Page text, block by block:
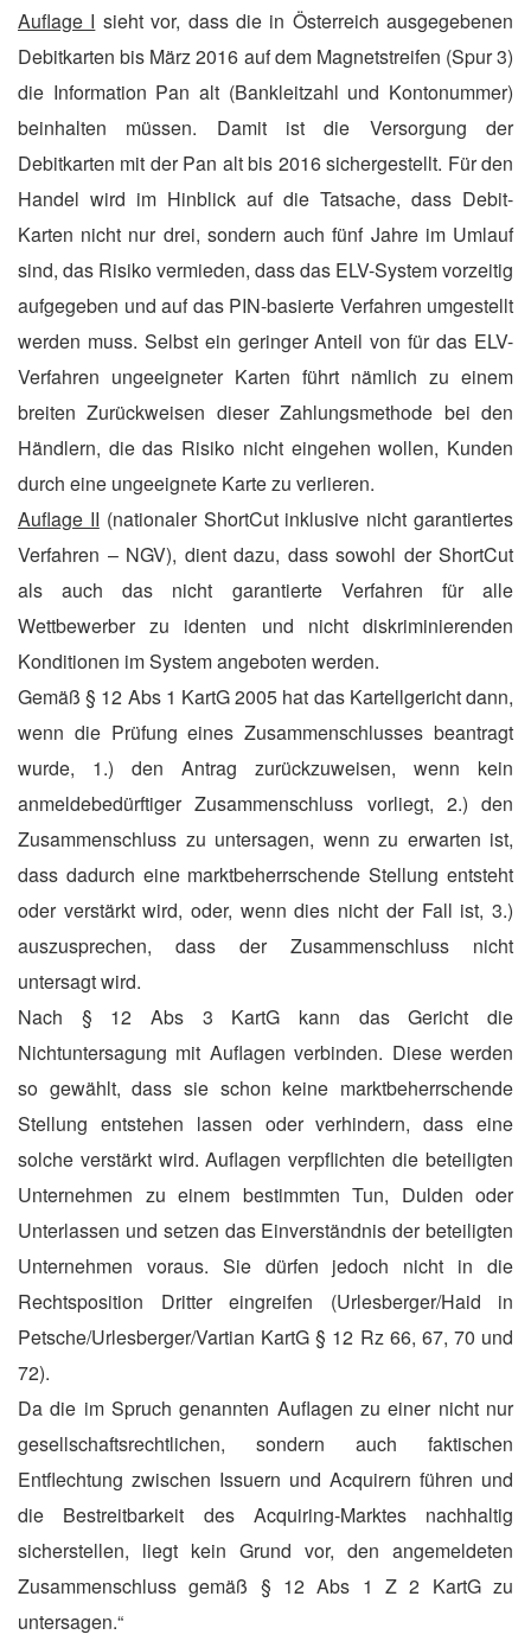
Auflage I sieht vor, dass die in Österreich ausgegebenen
Debitkarten bis März 2016 auf dem Magnetstreifen (Spur 3)
die Information Pan alt (Bankleitzahl und Kontonummer)
beinhalten müssen. Damit ist die Versorgung der
Debitkarten mit der Pan alt bis 2016 sichergestellt. Für den
Handel wird im Hinblick auf die Tatsache, dass Debit-
Karten nicht nur drei, sondern auch fünf Jahre im Umlauf
sind, das Risiko vermieden, dass das ELV-System vorzeitig
aufgegeben und auf das PIN-basierte Verfahren umgestellt
werden muss. Selbst ein geringer Anteil von für das ELV-
Verfahren ungeeigneter Karten führt nämlich zu einem
breiten Zurückweisen dieser Zahlungsmethode bei den
Händlern, die das Risiko nicht eingehen wollen, Kunden
durch eine ungeeignete Karte zu verlieren.
Auflage II (nationaler ShortCut inklusive nicht garantiertes
Verfahren – NGV), dient dazu, dass sowohl der ShortCut
als auch das nicht garantierte Verfahren für alle
Wettbewerber zu identen und nicht diskriminierenden
Konditionen im System angeboten werden.
Gemäß § 12 Abs 1 KartG 2005 hat das Kartellgericht dann,
wenn die Prüfung eines Zusammenschlusses beantragt
wurde, 1.) den Antrag zurückzuweisen, wenn kein
anmeldebedürftiger Zusammenschluss vorliegt, 2.) den
Zusammenschluss zu untersagen, wenn zu erwarten ist,
dass dadurch eine marktbeherrschende Stellung entsteht
oder verstärkt wird, oder, wenn dies nicht der Fall ist, 3.)
auszusprechen, dass der Zusammenschluss nicht
untersagt wird.
Nach § 12 Abs 3 KartG kann das Gericht die
Nichtuntersagung mit Auflagen verbinden. Diese werden
so gewählt, dass sie schon keine marktbeherrschende
Stellung entstehen lassen oder verhindern, dass eine
solche verstärkt wird. Auflagen verpflichten die beteiligten
Unternehmen zu einem bestimmten Tun, Dulden oder
Unterlassen und setzen das Einverständnis der beteiligten
Unternehmen voraus. Sie dürfen jedoch nicht in die
Rechtsposition Dritter eingreifen (Urlesberger/Haid in
Petsche/Urlesberger/Vartian KartG § 12 Rz 66, 67, 70 und
72).
Da die im Spruch genannten Auflagen zu einer nicht nur
gesellschaftsrechtlichen, sondern auch faktischen
Entflechtung zwischen Issuern und Acquirern führen und
die Bestreitbarkeit des Acquiring-Marktes nachhaltig
sicherstellen, liegt kein Grund vor, den angemeldeten
Zusammenschluss gemäß § 12 Abs 1 Z 2 KartG zu
untersagen.“